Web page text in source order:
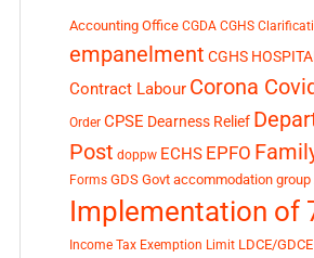
Accounting Office CGDA CGHS
empanelment CGHS
Contract Labour Corona
Order CPSE Dearness Relief
Post doppw ECHS EPFO
Forms GDS Govt accommodation group
Implementation of
Income Tax Exemption Limit LDCE/GDCE